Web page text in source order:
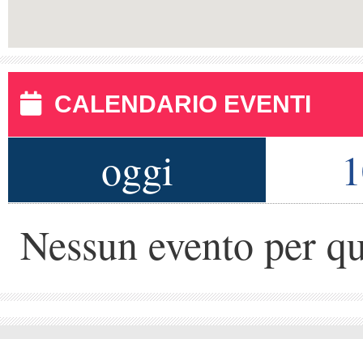
CALENDARIO EVENTI
oggi
Nessun evento per